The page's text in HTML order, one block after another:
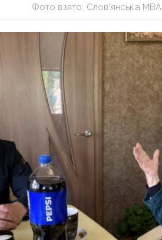
Фото взято: Слов’янська МВА